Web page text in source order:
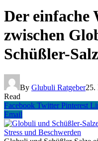
Der einfache
zwischen
Schüßler-
By Glubuli Ratgeber25.
Read
Facebook Twitter Pinterest
Email